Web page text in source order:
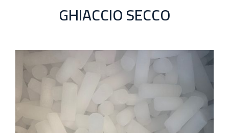
GHIACCIO SECCO